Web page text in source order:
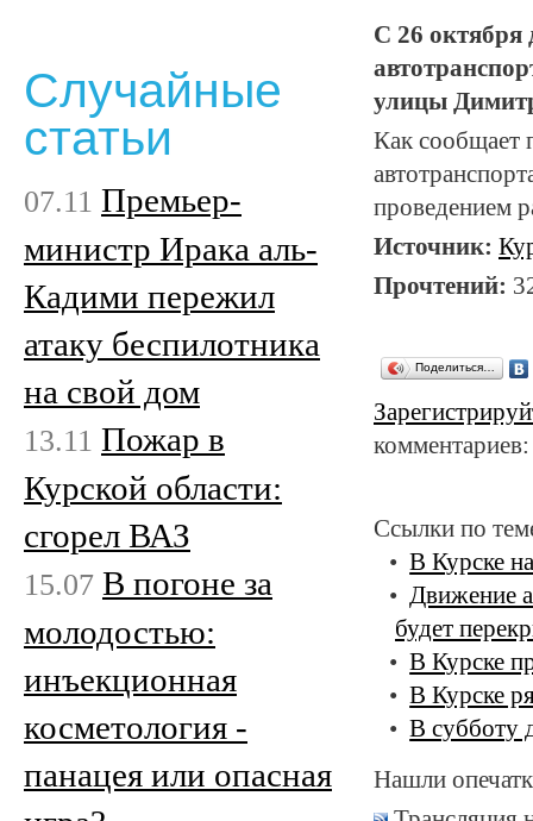
С 26 октября
улицы
Как сообщает
проведением
Источник:
Прочтений:
Поделиться…
Ссылки по
В Курске
Движение
будет
В Курске
В Курске
В субботу
Нашли
Случайные
статьи
07.11 Премьер-
министр Ирака аль-
Кадими пережил
атаку беспилотника
на свой дом
13.11 Пожар в
Курской области:
сгорел ВАЗ
15.07 В погоне за
молодостью:
инъекционная
косметология -
панацея или опасная